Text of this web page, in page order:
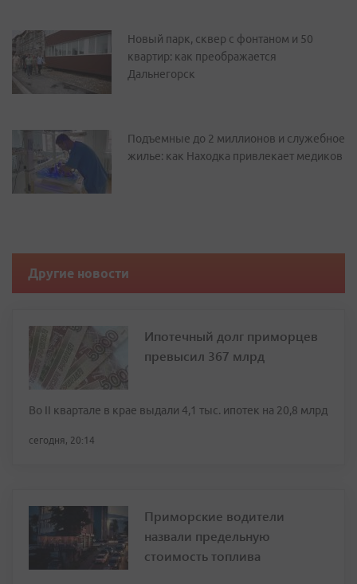
Новый парк, сквер с фонтаном и 50
квартир: как преображается
Дальнегорск
Подъемные до 2 миллионов и служебное
жилье: как Находка привлекает медиков
Другие новости
Ипотечный долг приморцев
превысил 367 млрд
Во II квартале в крае выдали 4,1 тыс. ипотек на 20,8 млрд
сегодня, 20:14
Приморские водители
назвали предельную
стоимость топлива